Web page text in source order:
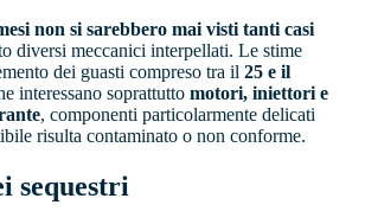
non si sarebbero mai visti tanti casi
diversi meccanici interpellati. Le stime
dei guasti compreso tra il 25 e il
interessano soprattutto motori, iniettori e
, componenti particolarmente delicati
risulta contaminato o non conforme.
sequestri